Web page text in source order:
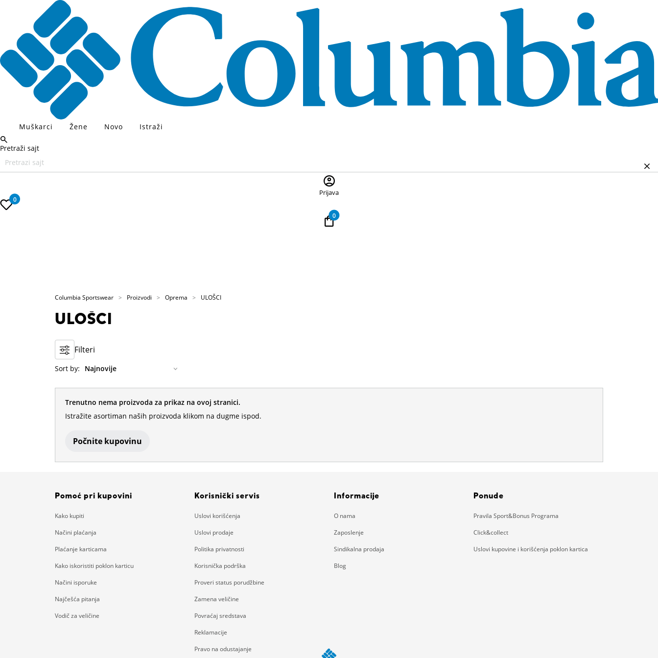
Muškarci Žene Novo Istraži
Pretraži sajt
Unesite željeni pojam za pretragu, koristite Tab za navigaciju kroz ponuđene proizvode, pritisnite Escape za zatvaranje pretrage
Prijava
0
0
Columbia Sportswear Proizvodi Oprema ULOŠCI
ULOŠCI
Filteri
Sort by:
Trenutno nema proizvoda za prikaz na ovoj stranici.
Istražite asortiman naših proizvoda klikom na dugme ispod.
Počnite kupovinu
Pomoć pri kupovini
Kako kupiti
Načini plaćanja
Plaćanje karticama
Kako iskoristiti poklon karticu
Načini isporuke
Najčešća pitanja
Vodič za veličine
Korisnički servis
Uslovi korišćenja
Uslovi prodaje
Politika privatnosti
Korisnička podrška
Proveri status porudžbine
Zamena veličine
Povraćaj sredstava
Reklamacije
Pravo na odustajanje
Informacije
O nama
Zaposlenje
Sindikalna prodaja
Blog
Ponude
Pravila Sport&Bonus Programa
Click&collect
Uslovi kupovine i korišćenja poklon kartica